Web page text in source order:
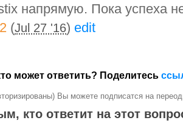
напрямую. Пока успеха
(Jul 27 '16) edit
может ответить? Поделитесь
Вы можете подписатся на
кто ответит на этот